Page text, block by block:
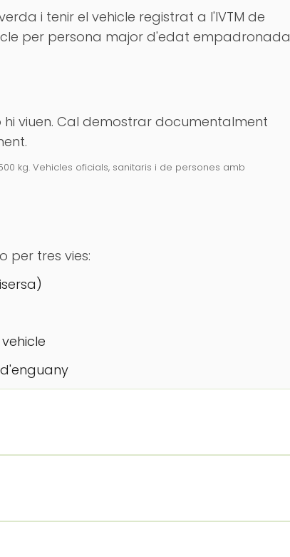
i tenir el vehicle registrat a l'IVTM de
per persona major d'edat empadronada
viuen. Cal demostrar documentalment
kg. Vehicles oficials, sanitaris i de persones amb
per tres vies: